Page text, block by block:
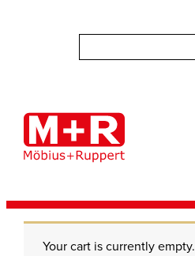
Your cart is currently empty.